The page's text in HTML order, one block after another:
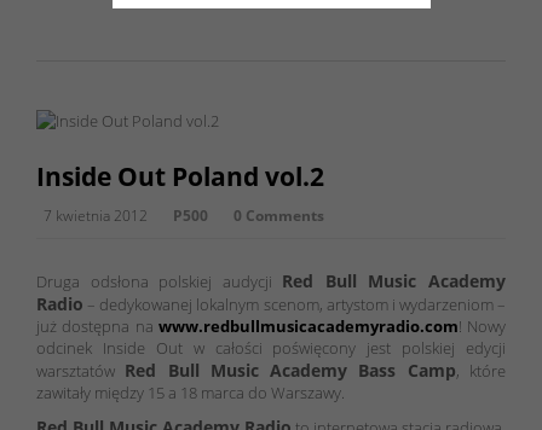
Inside Out Poland vol.2
7 kwietnia 2012 P500 0 Comments
Druga odsłona polskiej audycji Red Bull Music Academy
Radio – dedykowanej lokalnym scenom, artystom i wydarzeniom –
już dostępna na www.redbullmusicacademyradio.com! Nowy
odcinek Inside Out w całości poświęcony jest polskiej edycji
warsztatów Red Bull Music Academy Bass Camp, które
zawitały między 15 a 18 marca do Warszawy.